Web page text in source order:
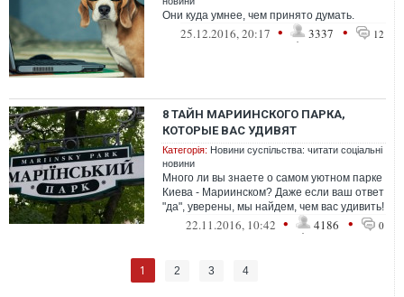
Они куда умнее, чем принято думать.
25.12.2016, 20:17 • 3337 • 12
8 ТАЙН МАРИИНСКОГО ПАРКА,
КОТОРЫЕ ВАС УДИВЯТ
Категорія: Новини суспільства: читати соціальні
новини
Много ли вы знаете о самом уютном парке
Киева - Мариинском? Даже если ваш ответ
"да", уверены, мы найдем, чем вас удивить!
22.11.2016, 10:42 • 4186 • 0
1 2 3 4